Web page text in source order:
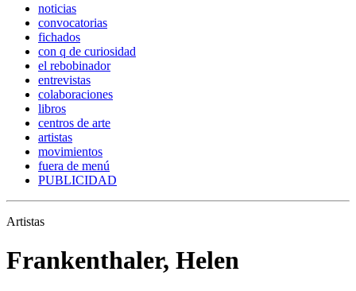
noticias
convocatorias
fichados
con q de curiosidad
el rebobinador
entrevistas
colaboraciones
libros
centros de arte
artistas
movimientos
fuera de menú
PUBLICIDAD
Artistas
Frankenthaler, Helen